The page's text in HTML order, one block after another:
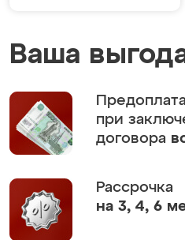
Ваша
Предоплата
при
договора
Рассрочка
на 3, 4, 6